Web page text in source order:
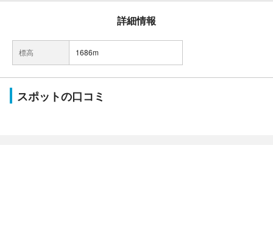
詳細情報
標高 1686m
スポットの口コミ